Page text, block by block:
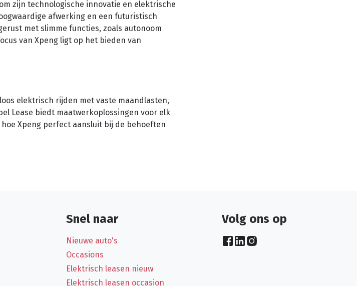
zijn technologische innovatie en elektrische
afwerking en een futuristisch
met slimme functies, zoals autonoom
van Xpeng ligt op het bieden van
elektrisch rijden met vaste maandlasten,
Lease biedt maatwerkoplossingen voor elk
Xpeng perfect aansluit bij de behoeften
Snel naar
Nieuwe auto's
Occasions
Elektrisch leasen nieuw
Elektrisch leasen occasion
Volg ons op